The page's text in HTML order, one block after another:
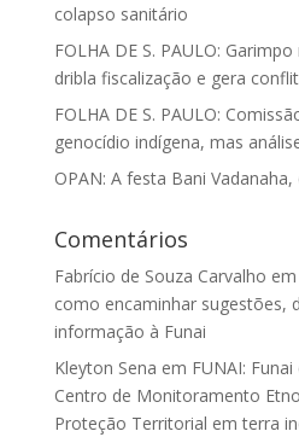
colapso sanitário
FOLHA DE S. PAULO:
dribla fiscalização e gera
FOLHA DE S. PAULO:
genocídio indígena, mas
OPAN: A festa Bani
Comentários
Fabrício de Souza Carvalho em
como encaminhar sugestões,
informação à Funai
Kleyton Sena em FUNAI:
Centro de Monitoramento
Proteção Territorial em terra